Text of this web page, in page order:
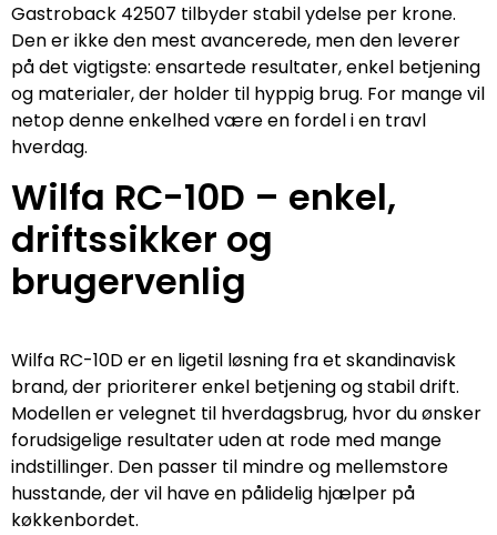
Gastroback 42507 tilbyder stabil ydelse per krone.
Den er ikke den mest avancerede, men den leverer
på det vigtigste: ensartede resultater, enkel betjening
og materialer, der holder til hyppig brug. For mange vil
netop denne enkelhed være en fordel i en travl
hverdag.
Wilfa RC-10D – enkel,
driftssikker og
brugervenlig
Wilfa RC-10D er en ligetil løsning fra et skandinavisk
brand, der prioriterer enkel betjening og stabil drift.
Modellen er velegnet til hverdagsbrug, hvor du ønsker
forudsigelige resultater uden at rode med mange
indstillinger. Den passer til mindre og mellemstore
husstande, der vil have en pålidelig hjælper på
køkkenbordet.